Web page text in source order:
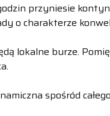
przyniesie
o charakterze
lokalne burze.
spośród